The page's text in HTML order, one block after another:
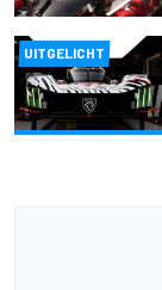
UITGELICHT